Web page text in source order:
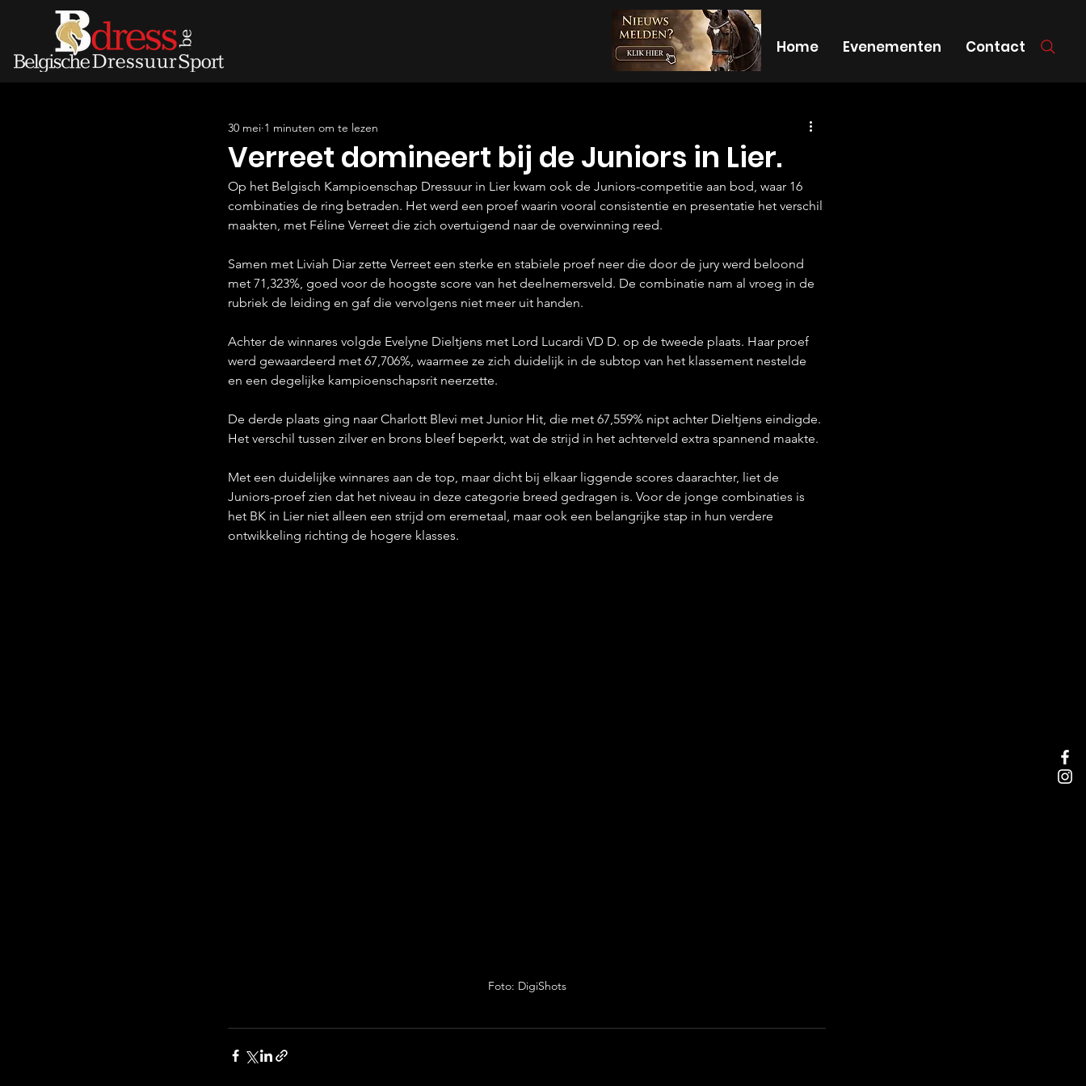
Home Evenementen Contact
Verreet domineert bij de Juniors in Lier.
30 mei 1 minuten om te lezen
Op het Belgisch Kampioenschap Dressuur in Lier kwam ook de Juniors-competitie aan bod, waar 16
combinaties de ring betraden. Het werd een proef waarin vooral consistentie en presentatie het verschil
maakten, met Féline Verreet die zich overtuigend naar de overwinning reed.
Samen met Liviah Diar zette Verreet een sterke en stabiele proef neer die door de jury werd beloond
met 71,323%, goed voor de hoogste score van het deelnemersveld. De combinatie nam al vroeg in de
rubriek de leiding en gaf die vervolgens niet meer uit handen.
Achter de winnares volgde Evelyne Dieltjens met Lord Lucardi VD D. op de tweede plaats. Haar proef
werd gewaardeerd met 67,706%, waarmee ze zich duidelijk in de subtop van het klassement nestelde
en een degelijke kampioenschapsrit neerzette.
De derde plaats ging naar Charlott Blevi met Junior Hit, die met 67,559% nipt achter Dieltjens eindigde.
Het verschil tussen zilver en brons bleef beperkt, wat de strijd in het achterveld extra spannend maakte.
Met een duidelijke winnares aan de top, maar dicht bij elkaar liggende scores daarachter, liet de
Juniors-proef zien dat het niveau in deze categorie breed gedragen is. Voor de jonge combinaties is
het BK in Lier niet alleen een strijd om eremetaal, maar ook een belangrijke stap in hun verdere
ontwikkeling richting de hogere klasses.
Foto: DigiShots